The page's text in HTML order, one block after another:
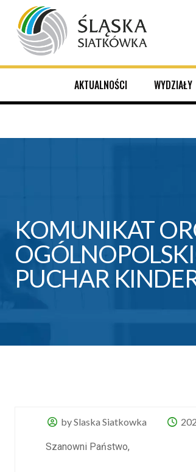
AKTUALNOŚCI WYDZIAŁY
KOMUNIKAT
PUCHAR
by Slaska Siatkowka
Szanowni Państwo,